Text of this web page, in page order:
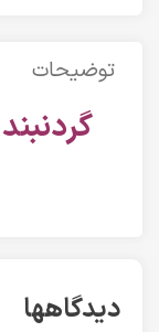
توضیحات
دیدگاهها